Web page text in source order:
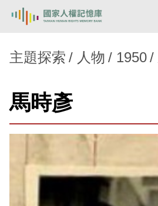
新生訓導處
主題探索
主題探索 人物 1950
馬時彥